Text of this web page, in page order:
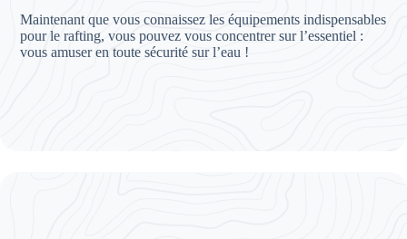
Maintenant que vous connaissez les équipements indispensables
pour le rafting, vous pouvez vous concentrer sur l’essentiel :
vous amuser en toute sécurité sur l’eau !